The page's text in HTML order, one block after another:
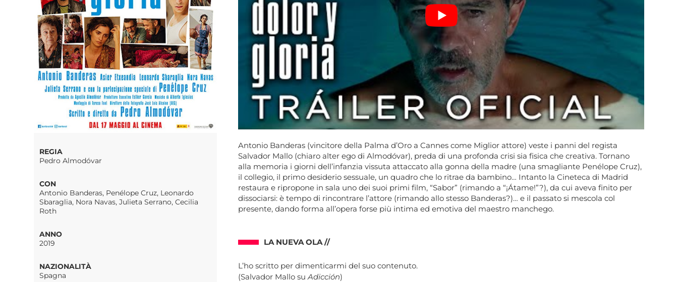
REGIA
Pedro Almodóvar
CON
Antonio Banderas, Penélope Cruz, Leonardo
Sbaraglia, Nora Navas, Julieta Serrano, Cecilia
Roth
ANNO
2019
NAZIONALITÀ
Spagna
Antonio Banderas (vincitore della Palma d’Oro a Cannes come Miglior attore) veste i panni del regista
Salvador Mallo (chiaro alter ego di Almodóvar), preda di una profonda crisi sia fisica che creativa. Tornano
alla memoria i giorni dell’infanzia vissuta attaccato alla gonna della madre (una smagliante Penélope Cruz),
il collegio, il primo desiderio sessuale, un quadro che lo ritrae da bambino… Intanto la Cineteca di Madrid
restaura e ripropone in sala uno dei suoi primi film, “Sabor” (rimando a “¡Átame!”?), da cui aveva finito per
dissociarsi: è tempo di rincontrare l’attore (rimando allo stesso Banderas?)… e il passato si mescola col
presente, dando forma all’opera forse più intima ed emotiva del maestro manchego.
LA NUEVA OLA //
L’ho scritto per dimenticarmi del suo contenuto.
(Salvador Mallo suAdicción)